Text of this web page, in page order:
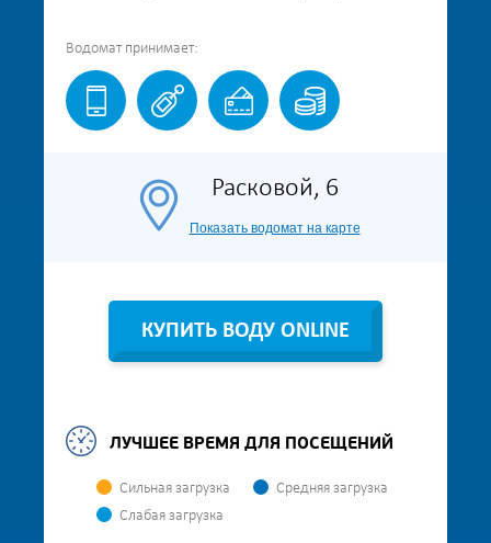
Водомат принимает:
Расковой, 6
Показать водомат на карте
КУПИТЬ ВОДУ ONLINE
ЛУЧШЕЕ ВРЕМЯ ДЛЯ ПОСЕЩЕНИЙ
Сильная загрузка
Средняя загрузка
Слабая загрузка